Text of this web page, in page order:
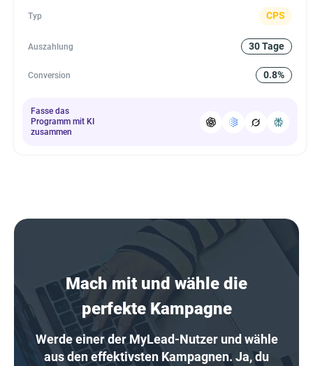
Typ CPS
Auszahlung 30 Tage
Conversion 0.8%
Fasse das
Programm mit KI
zusammen
Mach mit und wähle die
perfekte Kampagne
Werde einer der MyLead-Nutzer und wähle
aus den effektivsten Kampagnen. Ja, du